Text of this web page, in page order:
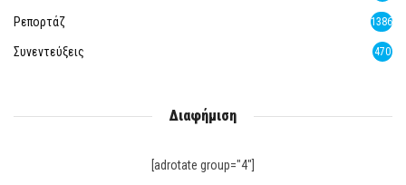
Ρεπορτάζ 1386
Συνεντεύξεις 470
Διαφήμιση
[adrotate group="4"]